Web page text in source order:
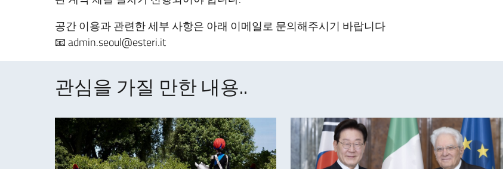
공간 이용과 관련한 세부 사항은 아래 이메일로 문의해주시기 바랍니다
📧 admin.seoul@esteri.it
관심을 가질 만한 내용..